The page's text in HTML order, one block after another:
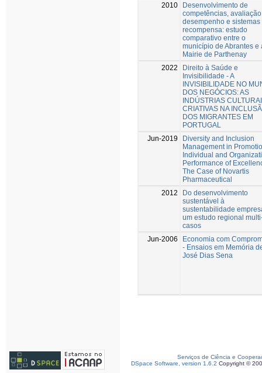
2010
Desenvolvimento de
competências,
desempenho e sistemas
recompensa: estudo
comparativo entre o
município de Abrantes e
Mairie de Parthenay
2022
Direito à Saúde e
Invisibilidade - A
INVISIBILIDADE NO
DOS NEGÓCIOS: AS
INDÚSTRIAS
CRIATIVAS NA
DOS MIGRANTES EM
PORTUGAL
Jun-2019
Diversity and Inclusion
Management in
Individual and
Performance of
The Case of Novartis
Pharmaceutical
2012
Do desenvolvimento
sustentável à
sustentabilidade
um estudo regional
casos
Jun-2006
Economia com
- Ensaios em Memória
José Dias Sena
Serviços de Ciência e
DSpace Software, version 1.6.2 Copyright ©